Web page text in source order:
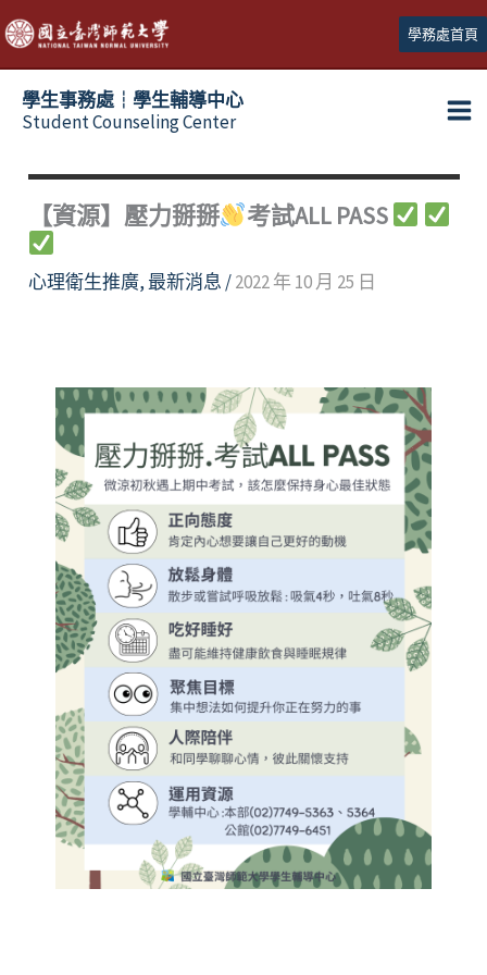
跳
至
主
學務處首頁
學生事務處┆學生輔導中心
Student Counseling Center
【資源】壓力掰掰 考試ALL PASS
心理衛生推廣, 最新消息 /2022 年 10 月 25 日